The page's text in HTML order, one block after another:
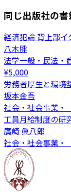
同じ出版社の書
経済犯論 背上部イ
八木胖
法学一般・民法・
¥5,000
労務者厚生と環境
坂本金吾
社会・社会事業・
工員月給制度の研
廣崎 眞八郎
社会・社会事業・